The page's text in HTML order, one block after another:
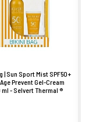
| Sun Sport Mist SPF50+
Prevent Gel-Cream
ml - Selvert Thermal ®